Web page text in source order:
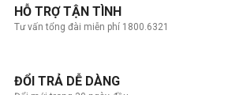
HỖ TRỢ TẬN TÌNH
Tư vấn tổng đài miễn phí 1800.6321
ĐỔI TRẢ DỄ DÀNG